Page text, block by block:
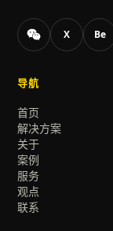
X Be
导航
首页
解决方案
关于
案例
服务
观点
联系